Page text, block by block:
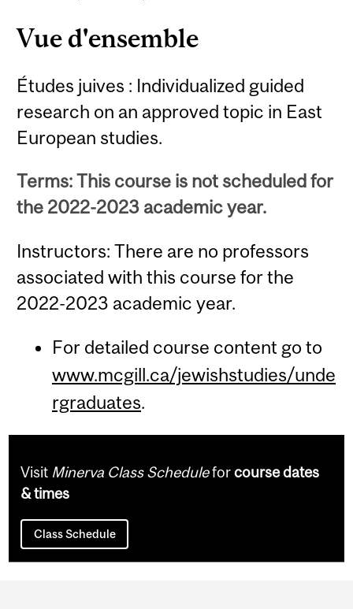
Vue d'ensemble
Études juives : Individualized guided
research on an approved topic in East
European studies.
Terms: This course is not scheduled for
the 2022-2023 academic year.
Instructors: There are no professors
associated with this course for the
2022-2023 academic year.
For detailed course content go to
www.mcgill.ca/jewishstudies/unde
rgraduates.
Visit Minerva Class Scheduleforcourse dates
& times
Class Schedule